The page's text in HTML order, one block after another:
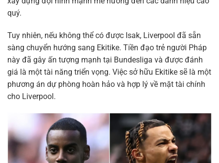
quý.
Tuy nhiên, nếu không thể có được Isak, Liverpool đã sẵn
sàng chuyển hướng sang Ekitike. Tiền đạo trẻ người Pháp
này đã gây ấn tượng mạnh tại Bundesliga và được đánh
giá là một tài năng triển vọng. Việc sở hữu Ekitike sẽ là một
phương án dự phòng hoàn hảo và hợp lý về mặt tài chính
cho Liverpool.